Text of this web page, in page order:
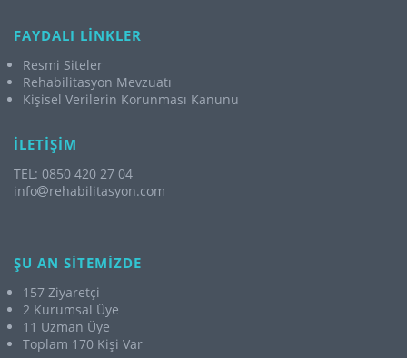
FAYDALI LİNKLER
Resmi Siteler
Rehabilitasyon Mevzuatı
Kişisel Verilerin Korunması Kanunu
İLETİŞİM
TEL: 0850 420 27 04
info
rehabilitasyon.com
ŞU AN SİTEMİZDE
157 Ziyaretçi
2 Kurumsal Üye
11 Uzman Üye
Toplam 170 Kişi Var